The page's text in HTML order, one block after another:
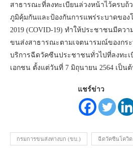
สาธารณะที่ลงทะเบียนล่วงหน้าไว้ครบถ้ว
ภูมิคุ้มกันและป้องกันการแพร่ระบาดของ
2019 (COVID-19) ทำให้ประชาชนมีคว
ขนส่งสาธารณะตามเจตนารมณ์ของกร
บริการฉีดวัคซีนประชาชนทั่วไปที่ลงทะ
เอกชน ตั้งแต่วันที่ 7 มิถุนายน 2564 เป็น
แชร์ข่าว
กรมการขนส่งทางบก (ขบ.) ฉีดวัคซีนโควิด